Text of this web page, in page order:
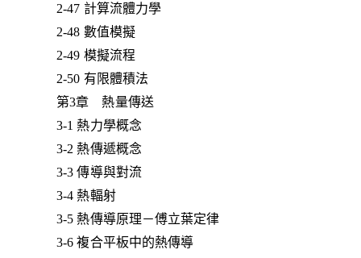
2-47 計算流體力學
2-48 數值模擬
2-49 模擬流程
2-50 有限體積法
第3章 熱量傳送
3-1 熱力學概念
3-2 熱傳遞概念
3-3 傳導與對流
3-4 熱輻射
3-5 熱傳導原理－傅立葉定律
3-6 複合平板中的熱傳導